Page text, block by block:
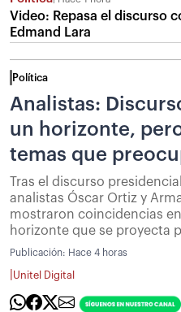
Video: Repasa el discurso
Edmand Lara
Política
Analistas:
un horizonte,
temas que
Tras el discurso
analistas Óscar Ortiz y
mostraron coincidencias
horizonte que se proyecta
Publicación: Hace 4 horas
Unitel Digital